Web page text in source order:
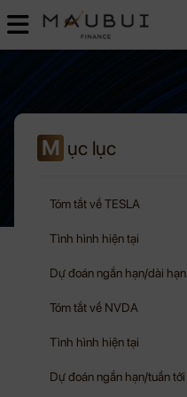
M ục lục
Tóm tắt về TESLA
Tình hình hiện tại
Dự đoán ngắn hạn/dài hạn
Tóm tắt về NVDA
Tình hình hiện tại
Dự đoán ngắn hạn/tuần tới